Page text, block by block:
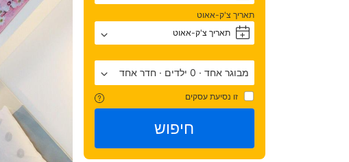
תאריך צ'ק-אאוט
+ תאריך צ'ק-אאוט
מבוגר אחד · 0 ילדים · חדר אחד
זו נסיעת עסקים
חיפוש
חוות
דעת)